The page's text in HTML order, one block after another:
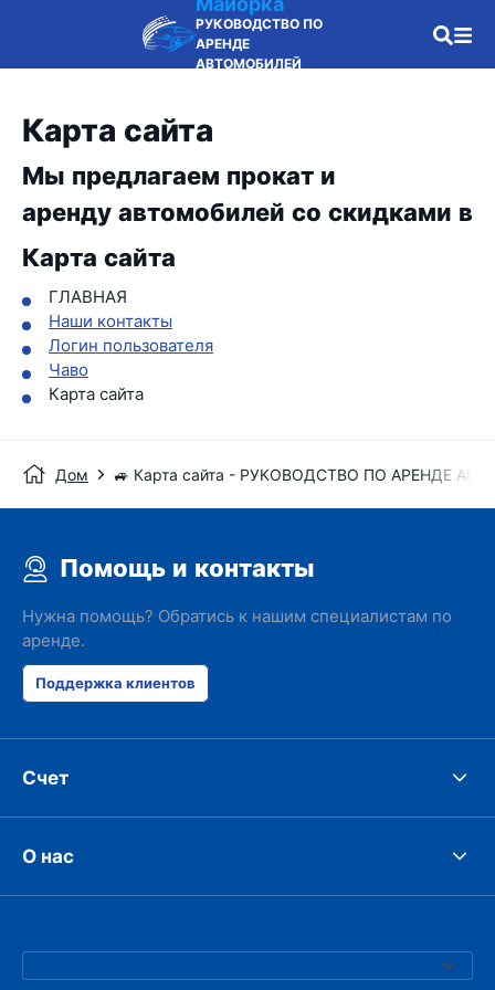
РУКОВОДСТВО ПО
АРЕНДЕ
АВТОМОБИЛЕЙ
Карта сайта
Мы предлагаем прокат и
аренду автомобилей со скидками в
Карта сайта
ГЛАВНАЯ
Наши контакты
Логин пользователя
Чаво
Карта сайта
Дом 🚙 Карта сайта - РУКОВОДСТВО ПО АРЕНДЕ
Помощь и контакты
Нужна помощь? Обратись к нашим специалистам по
аренде.
Поддержка клиентов
Счет
О нас